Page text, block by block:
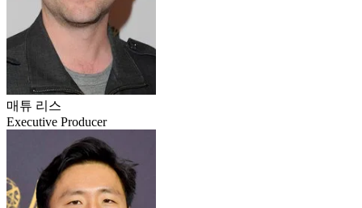
매튜 리스
Executive Producer